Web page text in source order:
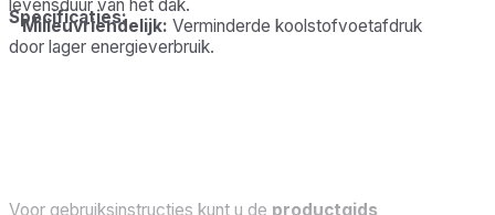
levensduur van het dak.
Milieuvriendelijk: Verminderde koolstofvoetafdruk
door lager energieverbruik.
Specificaties:
Voor gebruiksinstructies kunt u de productgids